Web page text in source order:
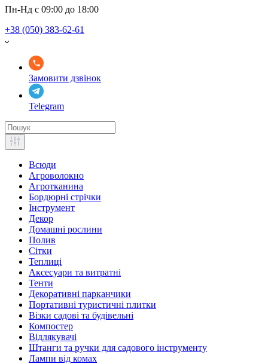
Пн-Нд с 09:00 до 18:00
+38 (050) 383-62-61
Замовити дзвінок
Telegram
Всюди
Агроволокно
Агротканина
Бордюрні стрічки
Інструмент
Декор
Домашні рослини
Полив
Сітки
Теплиці
Аксесуари та витратні
Тенти
Декоративні парканчики
Портативні туристичні плитки
Візки садові та будівельні
Компостер
Відлякувачі
Штанги та ручки для садового інструменту
Лампи від комах